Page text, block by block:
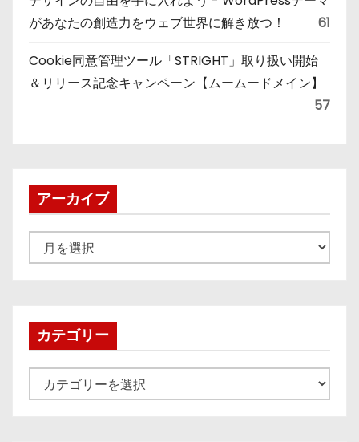
があなたの創造力をウェブ世界に解き放つ！
61
Cookie同意管理ツール「STRIGHT」取り扱い開始
＆リリース記念キャンペーン【ムームードメイン】
57
アーカイブ
ー
ブカテゴリー
テ